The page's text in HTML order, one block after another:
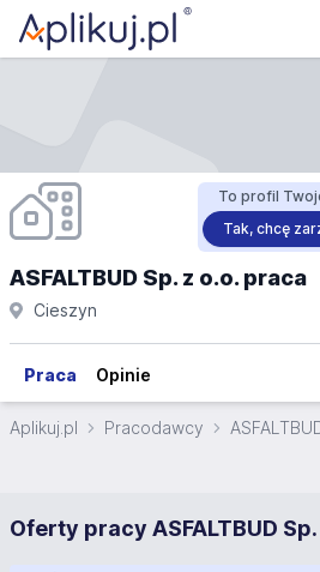
To profil
Tak, chcę
ASFALTBUD Sp. z o.o. praca
Cieszyn
Praca Opinie
Aplikuj.pl Pracodawcy
Oferty pracy ASFALTBUD Sp.